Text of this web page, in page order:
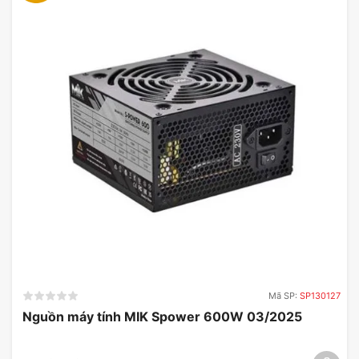
Phiên bản NVMe 1.3 là một ví dụ điển hình cho sự
tiến bộ của SSD. Vớihiệu suất ổn địnhvượt trội,
SSD Samsung 970 EVO Plus cho phép quá trình
truyền dữ liệu diễn ra nhanh chóng và hiệu quả
Các ứng dụng đòi hỏi cao sẽ được hưởng lợi từ
tốc độ đọc và ghi nhanh hơn mà phiên bản 980
EVO Plus mang lại. Đồng thời, việc cải thiện
Hơn nữa, SSD Samsung 970 EVO Plus tăng cường
khả năng chịu nhiệt, hỗ trợ việc hoạt động trong
môi trường khắc nghiệt. Độ tin cậy cao của NVMe
Mã SP: SP130127
Nguồn máy tính MIK Spower 600W 03/2025